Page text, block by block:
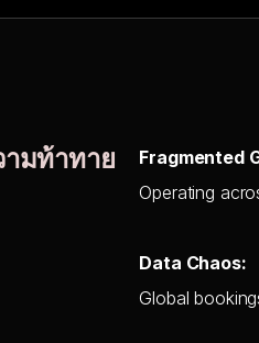
ามท้าทาย
Fragmented
Operating
Data Chaos:
Global